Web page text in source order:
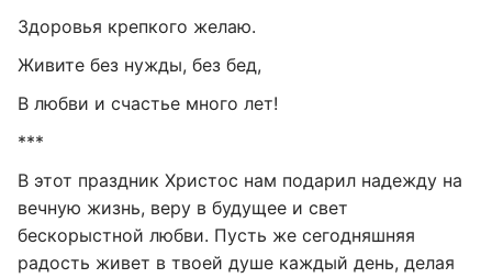
Здоровья крепкого желаю.
Живите без нужды, без бед,
В любви и счастье много лет!
***
В этот праздник Христос нам подарил надежду на
вечную жизнь, веру в будущее и свет
бескорыстной любви. Пусть же сегодняшняя
радость живет в твоей душе каждый день, делая